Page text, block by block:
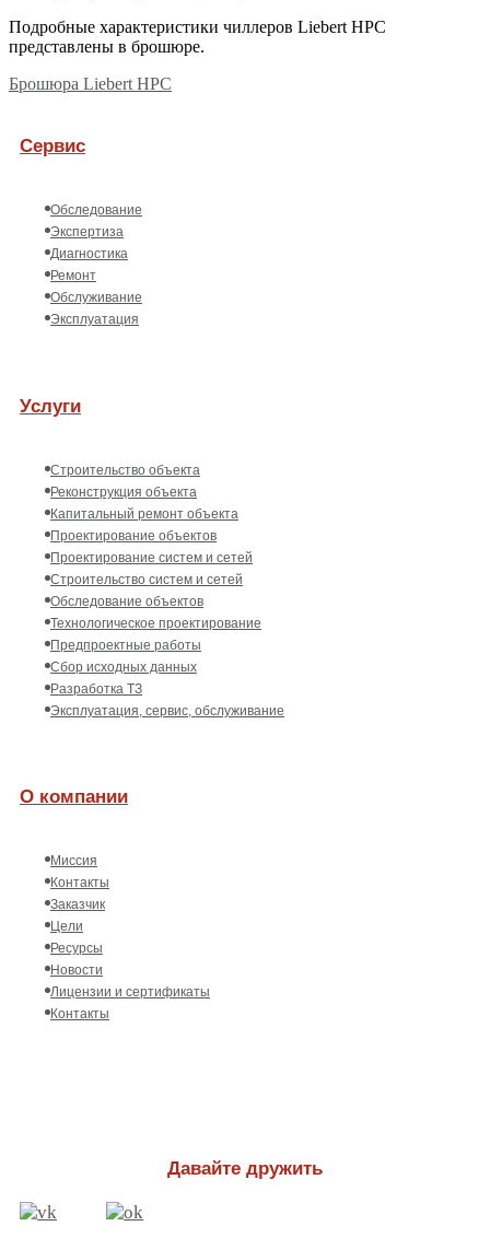
Подробные характеристики чиллеров Liebert HPC
представлены в брошюре.
Брошюра Liebert HPC
Сервис
Обследование
Экспертиза
Диагностика
Ремонт
Обслуживание
Эксплуатация
Услуги
Строительство объекта
Реконструкция объекта
Капитальный ремонт объекта
Проектирование объектов
Проектирование систем и сетей
Строительство систем и сетей
Обследование объектов
Технологическое проектирование
Предпроектные работы
Сбор исходных данных
Разработка ТЗ
Эксплуатация, сервис, обслуживание
О компании
Миссия
Контакты
Заказчик
Цели
Ресурсы
Новости
Лицензии и сертификаты
Контакты
Давайте дружить